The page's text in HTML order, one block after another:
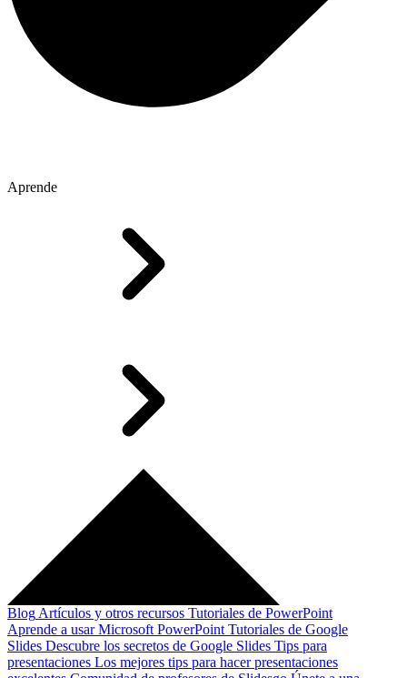
Aprende
Blog Artículos y otros recursos Tutoriales de PowerPoint
Aprende a usar Microsoft PowerPoint Tutoriales de Google
Slides Descubre los secretos de Google Slides Tips para
presentaciones Los mejores tips para hacer presentaciones